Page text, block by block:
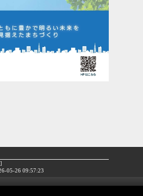
05-26 09:57:23